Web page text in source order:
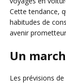
Cette tendance,
habitudes de
avenir
Un
Les prévisions